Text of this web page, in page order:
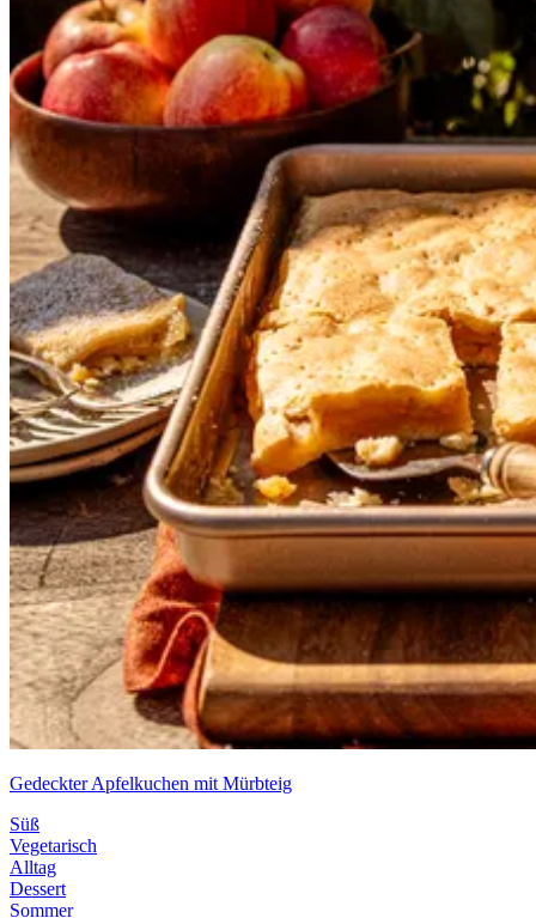
Gedeckter Apfelkuchen mit Mürbteig
Süß
Vegetarisch
Alltag
Dessert
Sommer